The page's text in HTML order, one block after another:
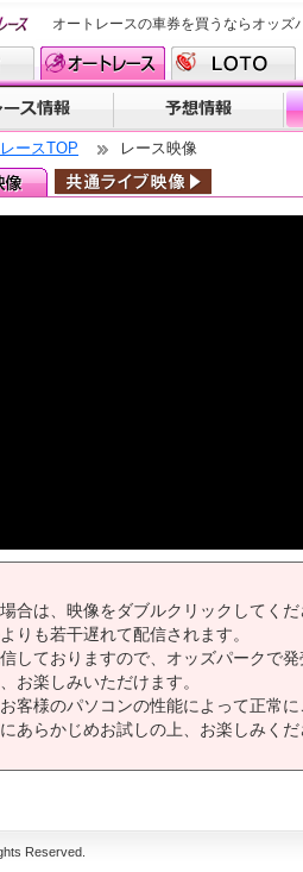
オートレースの車券を買うならオッズ
ースTOP レース映像
合は、映像をダブルクリックしてく
りも若干遅れて配信されます。
しておりますので、オッズパークで
お楽しみいただけます。
客様のパソコンの性能によって正常
あらかじめお試しの上、お楽しみく
Reserved.